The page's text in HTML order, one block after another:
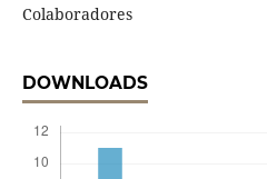
Colaboradores
DOWNLOADS